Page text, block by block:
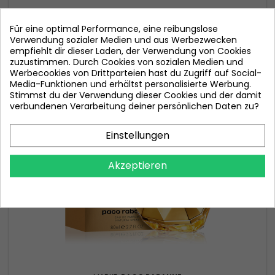
Preis
55,90 €
 In den Warenkorb
Auf Lager
Für eine optimal Performance, eine reibungslose
Verwendung sozialer Medien und aus Werbezwecken
empfiehlt dir dieser Laden, der Verwendung von Cookies
zuzustimmen. Durch Cookies von sozialen Medien und
Werbecookies von Drittparteien hast du Zugriff auf Social-
Media-Funktionen und erhältst personalisierte Werbung.
Stimmst du der Verwendung dieser Cookies und der damit
verbundenen Verarbeitung deiner persönlichen Daten zu?
Einstellungen
Akzeptieren